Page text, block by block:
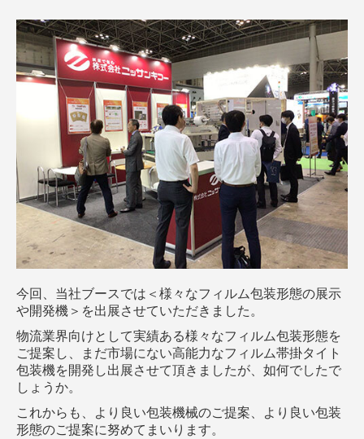
今回、当社ブースでは＜様々なフィルム包装形態の展示
や開発機＞を出展させていただきました。
物流業界向けとして実績ある様々なフィルム包装形態を
ご提案し、まだ市場にない高能力なフィルム帯掛タイト
包装機を開発し出展させて頂きましたが、如何でしたで
しょうか。
これからも、より良い包装機械のご提案、より良い包装
形態のご提案に努めてまいります。